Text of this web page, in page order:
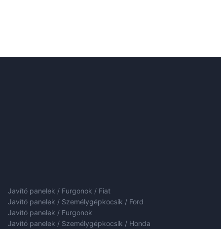
Javító panelek / Furgonok / Fiat
Javító panelek / Személygépkocsik / Ford
Javító panelek / Furgonok
Javító panelek / Személygépkocsik / Honda